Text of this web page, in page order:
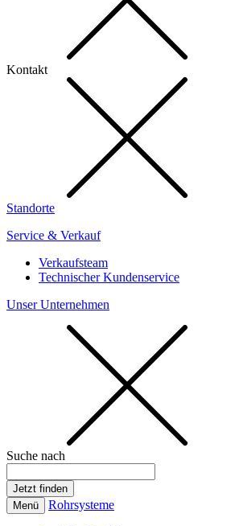
Kontakt
Standorte
Service & Verkauf
Verkaufsteam
Technischer Kundenservice
Unser Unternehmen
Suche nach
Menü Rohrsysteme